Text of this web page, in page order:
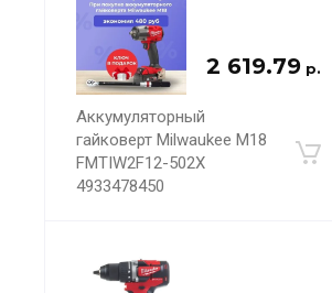
2 619.79 р.
Аккумуляторный
гайковерт Milwaukee M18
FMTIW2F12-502X
4933478450